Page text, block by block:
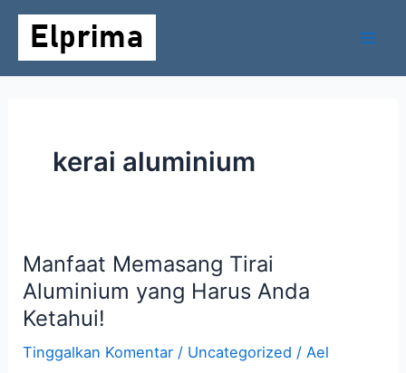
Lewati
konten
kerai aluminium
Manfaat Memasang Tirai
Aluminium yang Harus Anda
Ketahui!
Tinggalkan Komentar / Uncategorized /Ael
Manfaat
Memasang
Tirai
yang